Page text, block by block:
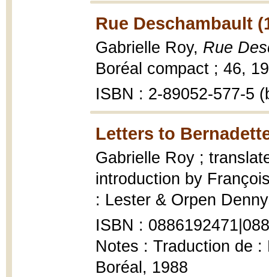
Rue Deschambault
Gabrielle Roy, Rue
Boréal compact ; 46,
ISBN : 2-89052-577-5
Letters to
Gabrielle Roy ;
introduction by
: Lester & Orpen
ISBN :
Notes : Traduction de
Boréal, 1988